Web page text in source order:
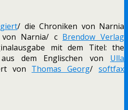
/ die Chroniken von Narnia
Narnia/ c Brendow Verlag
mit dem Titel: the
dem Englischen von Ulla
von Thomas Georg/softfax